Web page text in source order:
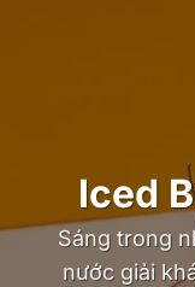
Iced
Sáng trong
nước giải